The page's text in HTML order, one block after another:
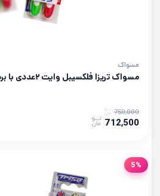
مسواک
مسواک تریزا فلکسیبل وایت ۲عددی با برس نرم
750,000
712,500
5%